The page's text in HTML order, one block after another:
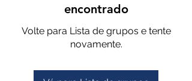
encontrado
Volte para Lista de grupos e tente
novamente.